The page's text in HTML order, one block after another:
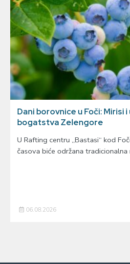
Dani borovnice u Foči: Mirisi
bogatstva Zelengore
U Rafting centru „Bastasi“ kod
časova biće održana
06.08.2026